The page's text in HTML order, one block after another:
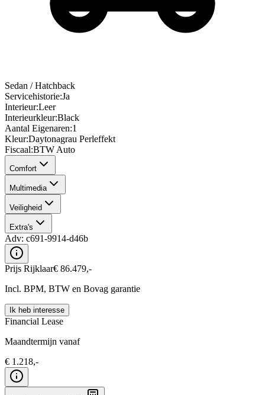
Sedan / Hatchback
Servicehistorie:Ja
Interieur:Leer
Interieurkleur:Black
Aantal Eigenaren:1
Kleur:Daytonagrau Perleffekt
Fiscaal:BTW Auto
Comfort
Multimedia
Veiligheid
Extra's
Adv: c691-9914-d46b
Prijs Rijklaar€ 86.479,-
Incl. BPM, BTW en Bovag garantie
Ik heb interesse
Financial Lease
Maandtermijn vanaf
€ 1.218,-